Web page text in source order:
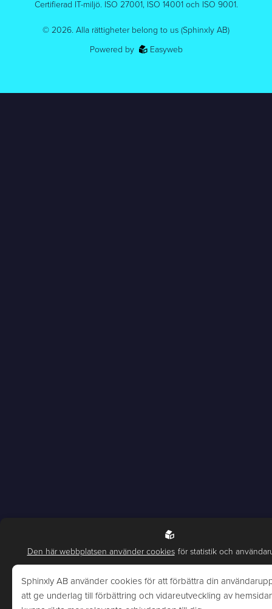
Certifierad IT-miljö. ISO 27001, ISO 14001 och ISO 9001.
© 2026. Alla rättigheter belong to us (Sphinxly AB)
Powered by
Easyweb
Den här webbplatsen använder cookies för statistik och
Sphinxly AB använder cookies för att förbättra din
att ge underlag till förbättring och vidareutveckling av